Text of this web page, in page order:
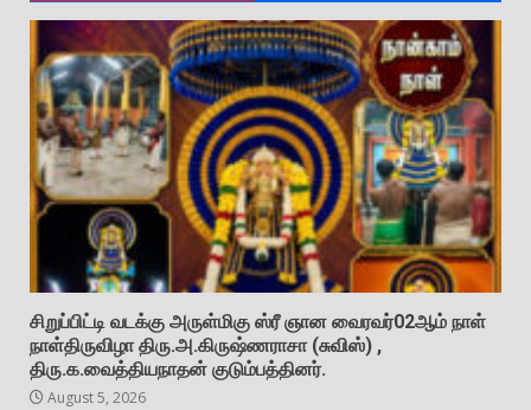
சிறுப்பிட்டி வடக்கு அருள்மிகு ஸ்ரீ ஞான வைரவர்02ஆம் நாள்
நாள்திருவிழா திரு.அ.கிருஷ்ணராசா (சுவிஸ்) ,
திரு.க.வைத்தியநாதன் குடும்பத்தினர்.
August 5, 2026